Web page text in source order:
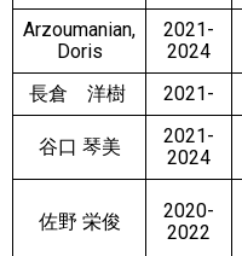
Arzoumanian,
Doris
2021-
2024
長倉 洋樹
2021-
谷口 琴美
2021-
2024
佐野 栄俊
2020-
2022